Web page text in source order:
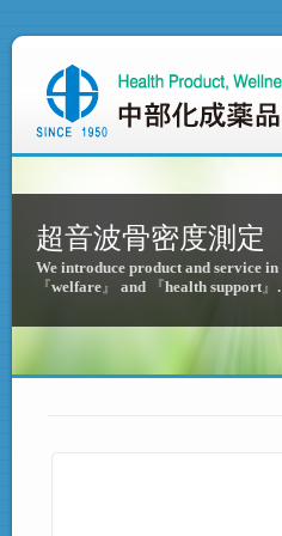
超音波骨密度測定
We introduce product and service in
『welfare』 and 『health support』.